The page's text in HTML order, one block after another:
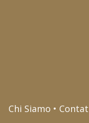
Chi Siamo •